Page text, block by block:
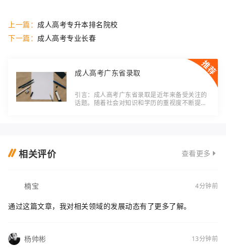
上一篇： 成人高考专升本排名院校
下一篇： 成人高考专业长春
成人高考广东省录取
引言：成人高考广东省录取是近年来备受关注的
话题。随着社会对知识和学历的重视度不断提
相关评价 查看更多
楠宝 4分钟前
通过这篇文章，我对相关领域的发展动态有了更多了解。
杨帅彬 13分钟前